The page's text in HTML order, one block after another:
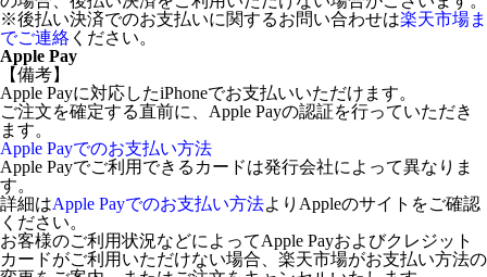
※後払い決済でのお支払いに関するお問い合わせは楽天市場ま
でご連絡 ください。
Apple Pay
【備考】
Apple Payに対応したiPhoneでお支払いいただけます。
ご注文を確定する直前に、Apple Payの認証を行っていただき
ます。
Apple Payでのお支払い方法
Apple Payでご利用できるカードは発行会社によって異なりま
す。
詳細はApple Payでのお支払い方法よりAppleのサイトをご確認
ください。
お客様のご利用状況などによってApple Payおよびクレジット
カードがご利用いただけない場合、楽天市場がお支払い方法の